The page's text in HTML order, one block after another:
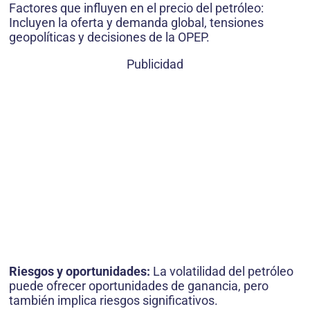
Factores que influyen en el precio del petróleo:
Incluyen la oferta y demanda global, tensiones
geopolíticas y decisiones de la OPEP.
Publicidad
Riesgos y oportunidades: La volatilidad del petróleo
puede ofrecer oportunidades de ganancia, pero
también implica riesgos significativos.